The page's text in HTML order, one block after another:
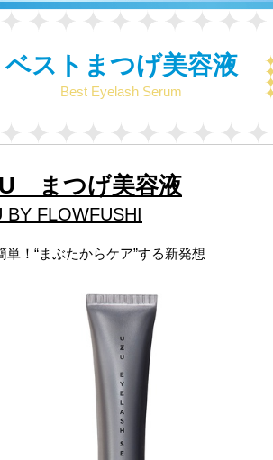
ベストまつげ美容液
Best Eyelash Serum
まつげ美容液
BY FLOWFUSHI
単！“まぶたからケア”する新発想